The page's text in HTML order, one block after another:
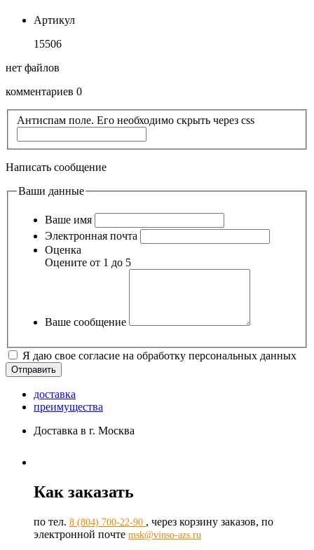
Артикул
15506
нет файлов
комментариев 0
Антиспам поле. Его необходимо скрыть через css
Написать сообщение
Ваши данные
Ваше имя
Электронная почта
Оценка
Оцените от 1 до 5
Ваше сообщение
Я даю свое согласие на обработку персональных данных
доставка
преимущества
Доставка в г. Москва
Как заказать
по тел. 8 (804) 700-22-90 , через корзину заказов, по
электронной почте msk@vinso-azs.ru